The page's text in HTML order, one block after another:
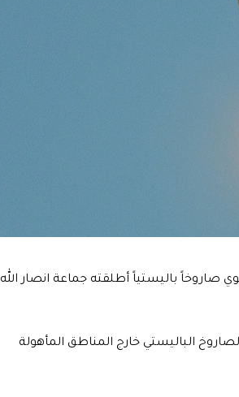
صاروخاً باليستياً أطلقته جماعة انصار الله
الباليستي خارج المناطق المأهولة